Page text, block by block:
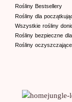
Rośliny Bestsellery
Rośliny dla
Wszystkie rośliny
Rośliny bezpieczne
Rośliny